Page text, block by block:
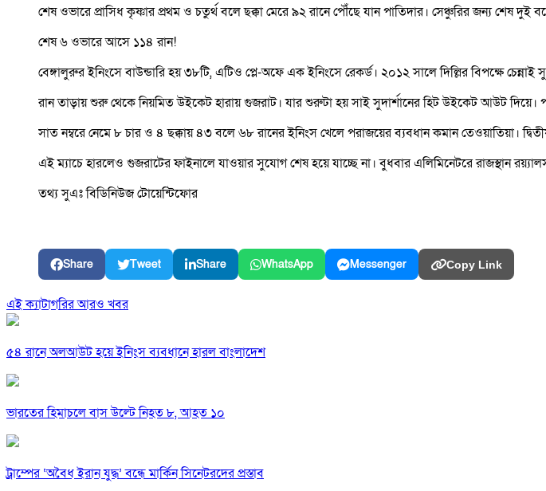
শেষ ওভারে প্রাসিধ কৃষ্ণার প্রথম ও চতুর্থ বলে ছক্কা মেরে ৯২ রানে পৌঁছে যান পাতিদার। সেঞ্চুরির জন্য শেষ
শেষ ৬ ওভারে আসে ১১৪ রান!
বেঙ্গালুরুর ইনিংসে বাউন্ডারি হয় ৩৮টি, এটিও প্লে-অফে এক ইনিংসে রেকর্ড। ২০১২ সালে দিল্লির বিপক্ষে
রান তাড়ায় শুরু থেকে নিয়মিত উইকেট হারায় গুজরাট। যার শুরুটা হয় সাই সুদার্শানের হিট উইকেট আউট দিয়ে।
সাত নম্বরে নেমে ৮ চার ও ৪ ছক্কায় ৪৩ বলে ৬৮ রানের ইনিংস খেলে পরাজয়ের ব্যবধান কমান তেওয়াতিয়া।
এই ম্যাচে হারলেও গুজরাটের ফাইনালে যাওয়ার সুযোগ শেষ হয়ে যাচ্ছে না। বুধবার এলিমিনেটরে রাজস্থান
তথ্য সুএঃ বিডিনিউজ টোয়েন্টিফোর
Share Tweet Share WhatsApp Messenger Copy Link
এই ক্যাটাগরির আরও খবর
৫৪ রানে অলআউট হয়ে ইনিংস ব্যবধানে হারল বাংলাদেশ
ভারতের হিমাচলে বাস উল্টে নিহত ৮, আহত ১০
ট্রাম্পের ‘অবৈধ ইরান যুদ্ধ’ বন্ধে মার্কিন সিনেটরদের প্রস্তাব